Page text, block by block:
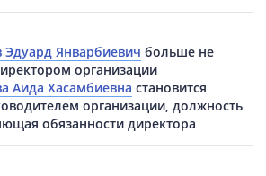
Эдуард Январбиевич больше не
организации
Аида Хасамбиевна становится
организации, должность
обязанности директора